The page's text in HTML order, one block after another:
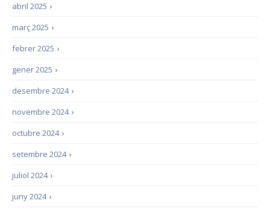
›
abril 2025
›
març 2025
›
febrer 2025
›
gener 2025
›
desembre 2024
›
novembre 2024
›
octubre 2024
›
setembre 2024
›
juliol 2024
›
juny 2024